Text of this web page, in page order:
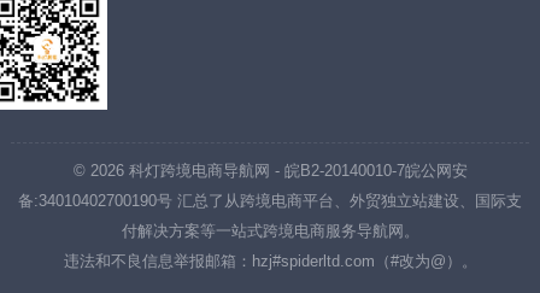
© 2026 科灯跨境电商导航网 - 皖B2-20140010-7皖公网安
备:34010402700190号 汇总了从跨境电商平台、外贸独立站建设、国际支
付解决方案等一站式跨境电商服务导航网。
违法和不良信息举报邮箱：hzj#spiderltd.com（#改为@）。